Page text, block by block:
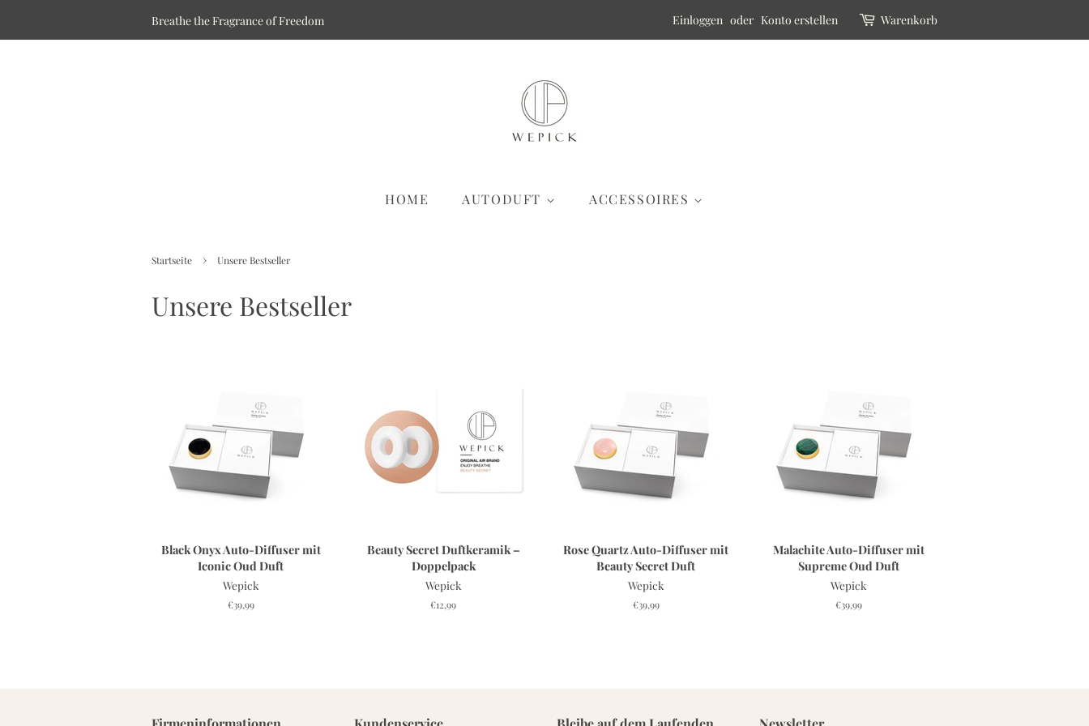
Breathe the Fragrance of Freedom Einloggen oder Konto erstellen Warenkorb
HOME AUTODUFT ACCESSOIRES
Startseite › Unsere Bestseller
Unsere Bestseller
Black Onyx Auto-Diffuser mit
Iconic Oud Duft
Wepick
Normaler
€39,99
Beauty Secret Duftkeramik –
Doppelpack
Wepick
Normaler
€12,99
Rose Quartz Auto-Diffuser mit
Beauty Secret Duft
Wepick
Normaler
€39,99
Malachite Auto-Diffuser mit
Supreme Oud Duft
Wepick
Normaler
€39,99